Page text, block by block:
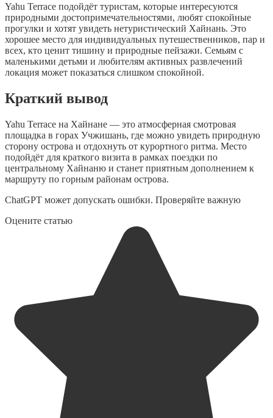
Yahu Terrace подойдёт туристам, которые интересуются
природными достопримечательностями, любят спокойные
прогулки и хотят увидеть нетуристический Хайнань. Это
хорошее место для индивидуальных путешественников, пар и
всех, кто ценит тишину и природные пейзажи. Семьям с
маленькими детьми и любителям активных развлечений
локация может показаться слишком спокойной.
Краткий вывод
Yahu Terrace на Хайнане — это атмосферная смотровая
площадка в горах Учжишань, где можно увидеть природную
сторону острова и отдохнуть от курортного ритма. Место
подойдёт для краткого визита в рамках поездки по
центральному Хайнаню и станет приятным дополнением к
маршруту по горным районам острова.
ChatGPT может допускать ошибки. Проверяйте важную
Оцените статью